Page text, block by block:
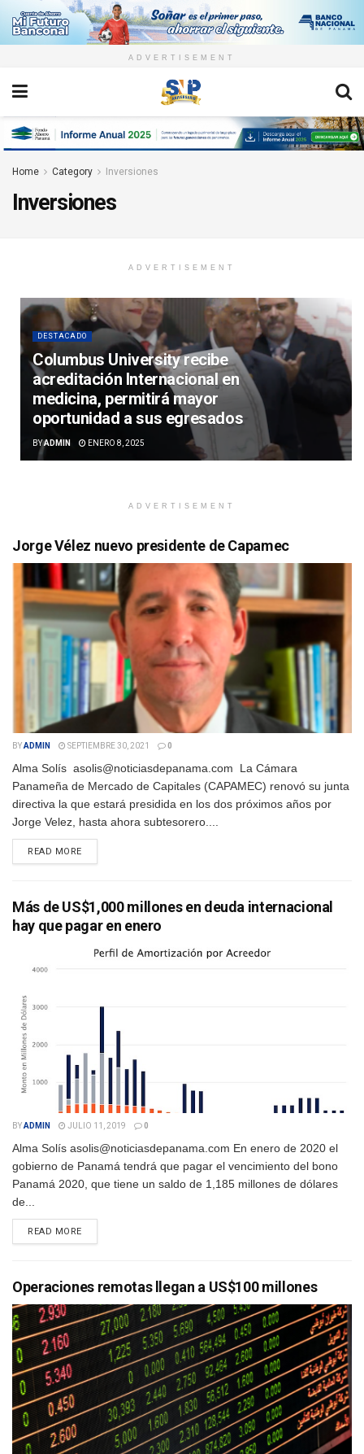
ADVERTISEMENT
Home Category Inversiones
Inversiones
ADVERTISEMENT
DESTACADO
Columbus University recibe
acreditación Internacional en
medicina, permitirá mayor
oportunidad a sus egresados
BYADMIN ENERO 8, 2025
ADVERTISEMENT
Jorge Vélez nuevo presidente de Capamec
BYADMIN SEPTIEMBRE 30, 2021 0
Alma Solís asolis@noticiasdepanama.com La Cámara
Panameña de Mercado de Capitales (CAPAMEC) renovó su junta
directiva la que estará presidida en los dos próximos años por
Jorge Velez, hasta ahora subtesorero....
READ MOREDETAILS
Más de US$1,000 millones en deuda internacional
hay que pagar en enero
BYADMIN JULIO 11, 2019 0
Alma Solís asolis@noticiasdepanama.com En enero de 2020 el
gobierno de Panamá tendrá que pagar el vencimiento del bono
Panamá 2020, que tiene un saldo de 1,185 millones de dólares
de...
READ MOREDETAILS
Operaciones remotas llegan a US$100 millones